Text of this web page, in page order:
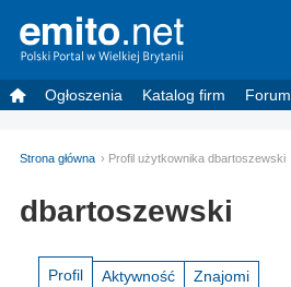
Ogłoszenia Katalog firm Forum
Strona główna Profil użytkownika dbartoszewski
dbartoszewski
Profil Aktywność Znajomi